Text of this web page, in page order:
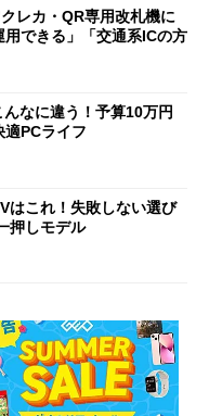
レカ・QR専用改札機に
できる」「交通系ICの方
んなに違う！予算10万円
適PCライフ
はこれ！失敗しない選び
押しモデル